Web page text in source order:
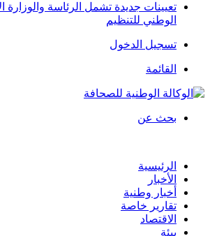
تعيينات جديدة تشمل الرئاسة والوزارة
الوطني للتنظيم
تسجيل الدخول
القائمة
بحث عن
الرئيسية
الأخبار
أخبار وطنية
تقارير خاصة
الاقتصاد
بيئة